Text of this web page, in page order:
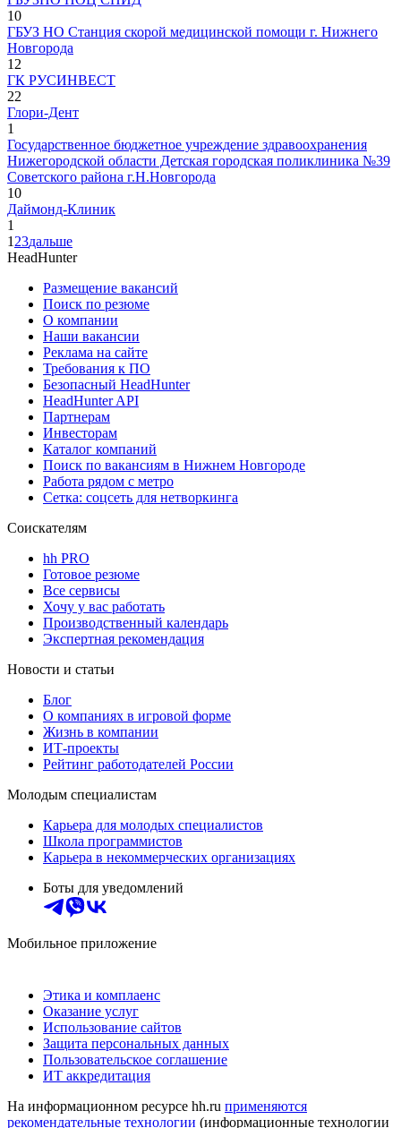
10
ГБУЗ НО Станция скорой медицинской помощи г. Нижнего
Новгорода
12
ГК РУСИНВЕСТ
22
Глори-Дент
1
Государственное бюджетное учреждение здравоохранения
Нижегородской области Детская городская поликлиника №39
Советского района г.Н.Новгорода
10
Даймонд-Клиник
1
1 23дальше
HeadHunter
Размещение вакансий
Поиск по резюме
О компании
Наши вакансии
Реклама на сайте
Требования к ПО
Безопасный HeadHunter
HeadHunter API
Партнерам
Инвесторам
Каталог компаний
Поиск по вакансиям в Нижнем Новгороде
Работа рядом с метро
Сетка: соцсеть для нетворкинга
Соискателям
hh PRO
Готовое резюме
Все сервисы
Хочу у вас работать
Производственный календарь
Экспертная рекомендация
Новости и статьи
Блог
О компаниях в игровой форме
Жизнь в компании
ИТ-проекты
Рейтинг работодателей России
Молодым специалистам
Карьера для молодых специалистов
Школа программистов
Карьера в некоммерческих организациях
Боты для уведомлений
Мобильное приложение
Этика и комплаенс
Оказание услуг
Использование сайтов
Защита персональных данных
Пользовательское соглашение
ИТ аккредитация
На информационном ресурсе hh.ru применяются
рекомендательные технологии (информационные технологии